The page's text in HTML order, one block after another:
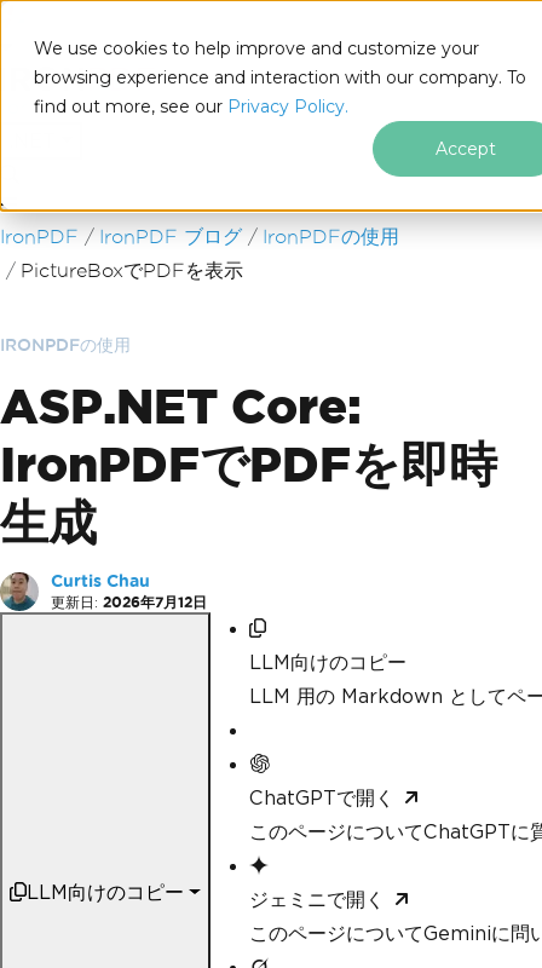
We use cookies to help improve and customize your
browsing experience and interaction with our company. To
find out more, see our Privacy Policy.
Accept
フッターコンテンツにスキップ
IronPDF IronPDF ブログ
IronPDFの使用
PictureBoxでPDFを表示
IRONPDFの使用
ASP.NET Core:
IronPDFでPDFを即時
生成
Curtis Chau
更新日: 2026年7月12日
LLM向けのコピー
LLM向けのコピー
LLM 用の Markdown としてペ
ChatGPTで開く
このページについてChatGPTに
ジェミニで開く
このページについてGeminiに問